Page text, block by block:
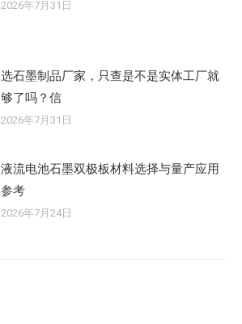
2026年7月31日
选石墨制品厂家，只查是不是实体工厂就
够了吗？信
2026年7月31日
液流电池石墨双极板材料选择与量产应用
参考
2026年7月24日